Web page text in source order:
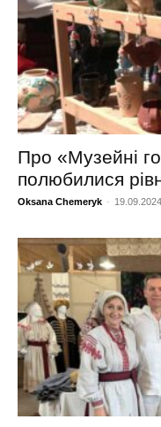
Про «Музейні
полюбилися
Oksana Chemeryk - 19.09.2024